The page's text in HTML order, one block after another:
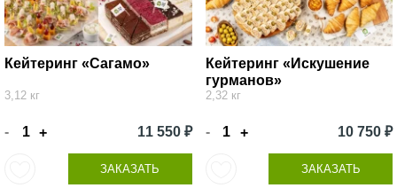
Кейтеринг «Сагамо»
3,12 кг
- + 11 550 ₽
ЗАКАЗАТЬ
Кейтеринг «Искушение
гурманов»
2,32 кг
- + 10 750 ₽
ЗАКАЗАТЬ